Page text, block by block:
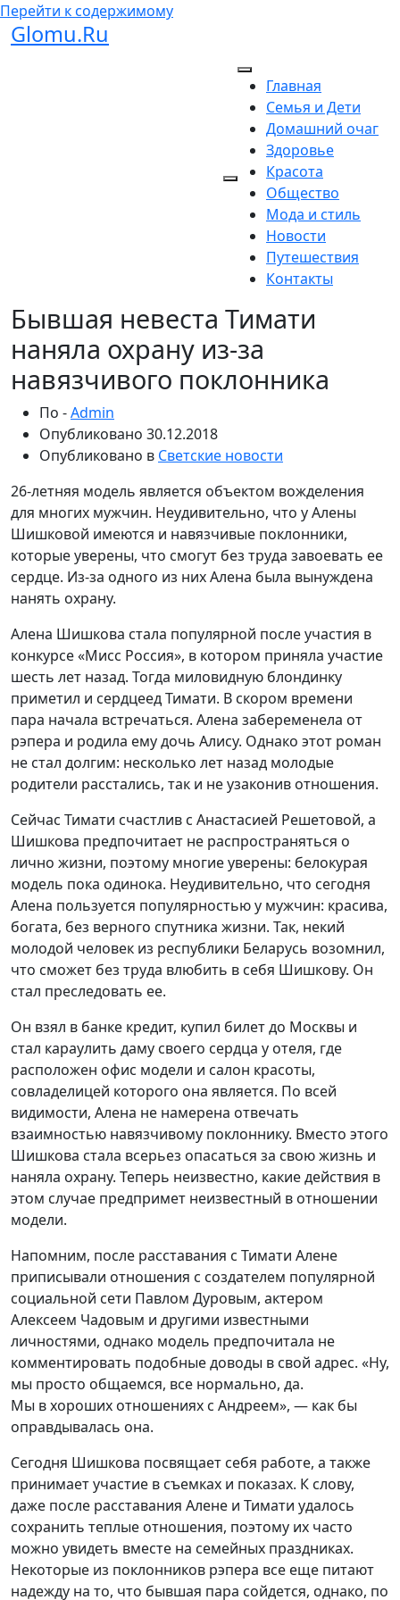
Перейти к содержимому
Glomu.Ru
Главная
Семья и Дети
Домашний очаг
Здоровье
Красота
Общество
Мода и стиль
Новости
Путешествия
Контакты
Бывшая невеста Тимати
наняла охрану из-за
навязчивого поклонника
По -Admin
Опубликовано 30.12.2018
Опубликовано в Светские новости
26-летняя модель является объектом вожделения
для многих мужчин. Неудивительно, что у Алены
Шишковой имеются и навязчивые поклонники,
которые уверены, что смогут без труда завоевать ее
сердце. Из-за одного из них Алена была вынуждена
нанять охрану.
Алена Шишкова стала популярной после участия в
конкурсе «Мисс Россия», в котором приняла участие
шесть лет назад. Тогда миловидную блондинку
приметил и сердцеед Тимати. В скором времени
пара начала встречаться. Алена забеременела от
рэпера и родила ему дочь Алису. Однако этот роман
не стал долгим: несколько лет назад молодые
родители расстались, так и не узаконив отношения.
Сейчас Тимати счастлив с Анастасией Решетовой, а
Шишкова предпочитает не распространяться о
лично жизни, поэтому многие уверены: белокурая
модель пока одинока. Неудивительно, что сегодня
Алена пользуется популярностью у мужчин: красива,
богата, без верного спутника жизни. Так, некий
молодой человек из республики Беларусь возомнил,
что сможет без труда влюбить в себя Шишкову. Он
стал преследовать ее.
Он взял в банке кредит, купил билет до Москвы и
стал караулить даму своего сердца у отеля, где
расположен офис модели и салон красоты,
совладелицей которого она является. По всей
видимости, Алена не намерена отвечать
взаимностью навязчивому поклоннику. Вместо этого
Шишкова стала всерьез опасаться за свою жизнь и
наняла охрану. Теперь неизвестно, какие действия в
этом случае предпримет неизвестный в отношении
модели.
Напомним, после расставания с Тимати Алене
приписывали отношения с создателем популярной
социальной сети Павлом Дуровым, актером
Алексеем Чадовым и другими известными
личностями, однако модель предпочитала не
комментировать подобные доводы в свой адрес. «Ну,
мы просто общаемся, все нормально, да.
Мы в хороших отношениях с Андреем», — как бы
оправдывалась она.
Сегодня Шишкова посвящает себя работе, а также
принимает участие в съемках и показах. К слову,
даже после расставания Алене и Тимати удалось
сохранить теплые отношения, поэтому их часто
можно увидеть вместе на семейных праздниках.
Некоторые из поклонников рэпера все еще питают
надежду на то, что бывшая пара сойдется, однако, по